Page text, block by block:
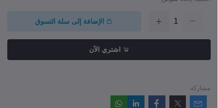
الإضافة إلى سلة التسوق
اشتري الآن
مشاركة